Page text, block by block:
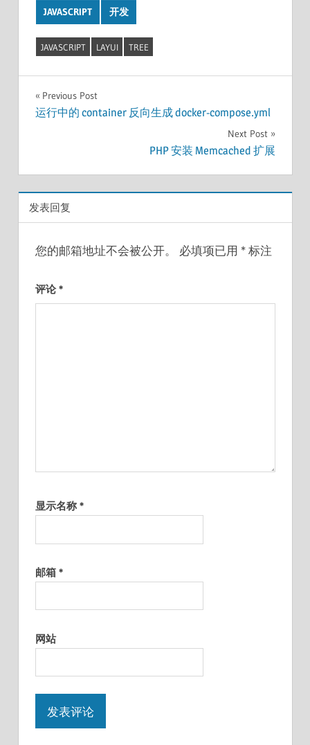
JAVASCRIPT 开发
JAVASCRIPT LAYUI TREE
文
章
航
Previous Post
运行中的 container 反向生成 docker-compose.yml
Next Post
PHP 安装 Memcached 扩展
发表回复
您的邮箱地址不会被公开。 必填项已用 *标注
评论*
显示名称 *
邮箱 *
网站